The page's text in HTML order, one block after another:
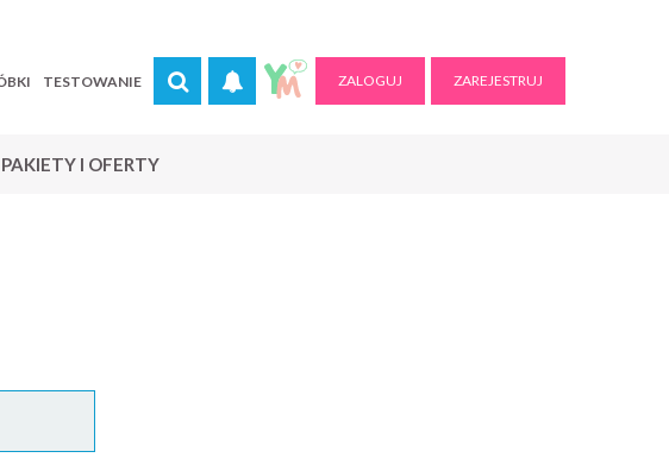
TESTOWANIE ZALOGUJ ZAREJESTRUJ
PAKIETY I OFERTY